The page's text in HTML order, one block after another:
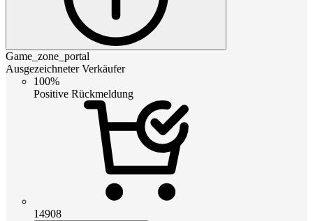
Game_zone_portal
Ausgezeichneter Verkäufer
100%
Positive Rückmeldung
14908